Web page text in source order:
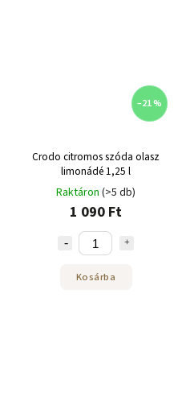
–21 %
Crodo citromos szóda olasz
limonádé 1,25 l
Raktáron (>5 db)
1 090 Ft
Kosárba